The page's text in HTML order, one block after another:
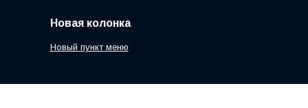
Новая колонка
Новый пункт меню